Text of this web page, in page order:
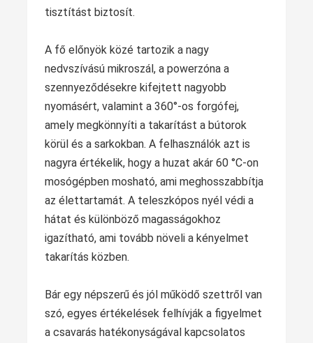
tisztítást biztosít.
A fő előnyök közé tartozik a nagy
nedvszívású mikroszál, a powerzóna a
szennyeződésekre kifejtett nagyobb
nyomásért, valamint a 360°-os forgófej,
amely megkönnyíti a takarítást a bútorok
körül és a sarkokban. A felhasználók azt is
nagyra értékelik, hogy a huzat akár 60 °C-on
mosógépben mosható, ami meghosszabbítja
az élettartamát. A teleszkópos nyél védi a
hátat és különböző magasságokhoz
igazítható, ami tovább növeli a kényelmet
takarítás közben.
Bár egy népszerű és jól működő szettről van
szó, egyes értékelések felhívják a figyelmet
a csavarás hatékonyságával kapcsolatos